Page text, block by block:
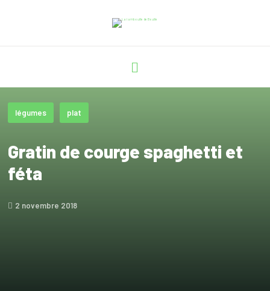
légumes plat
Gratin de courge spaghetti et
féta
2 novembre 2018